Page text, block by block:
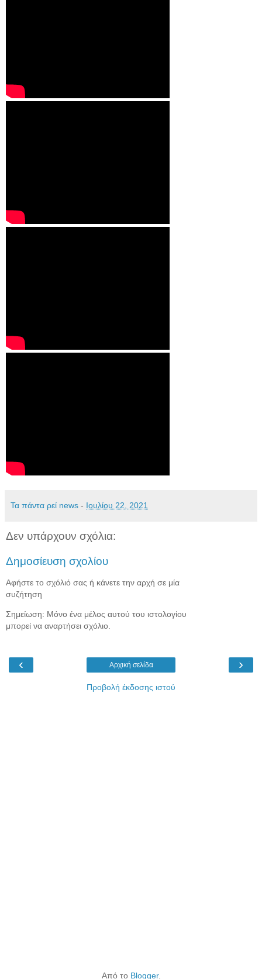
Τα πάντα ρεί news - Ιουλίου 22, 2021
Δεν υπάρχουν σχόλια:
Δημοσίευση σχολίου
Αφήστε το σχόλιό σας ή κάνετε την αρχή σε μία
συζήτηση
Σημείωση: Μόνο ένα μέλος αυτού του ιστολογίου
μπορεί να αναρτήσει σχόλιο.
‹ ›
Αρχική σελίδα
Προβολή έκδοσης ιστού
Από το Blogger.